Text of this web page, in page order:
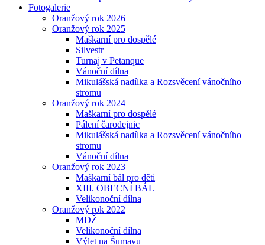
Fotogalerie
Oranžový rok 2026
Oranžový rok 2025
Maškarní pro dospělé
Silvestr
Turnaj v Petanque
Vánoční dílna
Mikulášská nadílka a Rozsvěcení vánočního
stromu
Oranžový rok 2024
Maškarní pro dospělé
Pálení čarodejnic
Mikulášská nadílka a Rozsvěcení vánočního
stromu
Vánoční dílna
Oranžový rok 2023
Maškarní bál pro děti
XIII. OBECNÍ BÁL
Velikonoční dílna
Oranžový rok 2022
MDŽ
Velikonoční dílna
Výlet na Šumavu